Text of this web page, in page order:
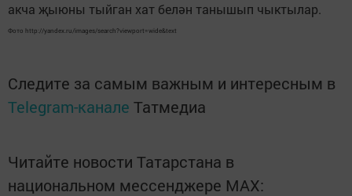
акча җыюны тыйган хат белән танышып чыктылар.
Фото http://yandex.ru/images/search?viewport=wide&text
Следите за самым важным и интересным в
Telegram-канале Татмедиа
Читайте новости Татарстана в
национальном мессенджере MАХ: